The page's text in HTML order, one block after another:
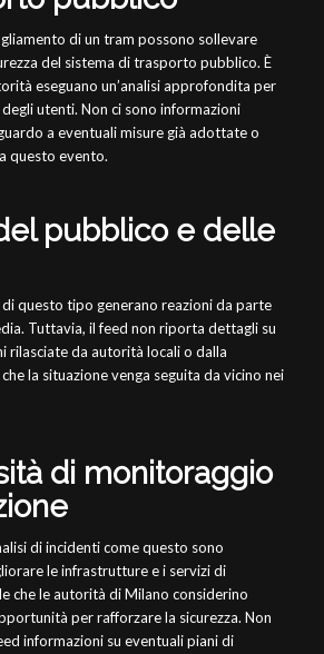
di un tram possono sollevare
del sistema di trasporto pubblico. È
eseguano un’analisi approfondita per
utenti. Non ci sono informazioni
a eventuali misure già adottate o
questo evento.
pubblico e delle
questo tipo generano reazioni da parte
Tuttavia, il feed non riporta dettagli su
rilasciate da autorità locali o dalla
la situazione venga seguita da vicino nei
di monitoraggio
di incidenti come questo sono
le infrastrutture e i servizi di
che le autorità di Milano considerino
per rafforzare la sicurezza. Non
informazioni su eventuali piani di